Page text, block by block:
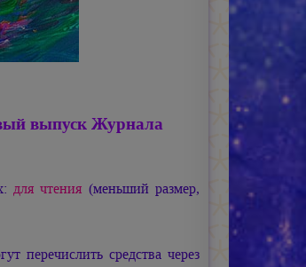
выпуск Журнала
для чтения (меньший размер,
перечислить средства через